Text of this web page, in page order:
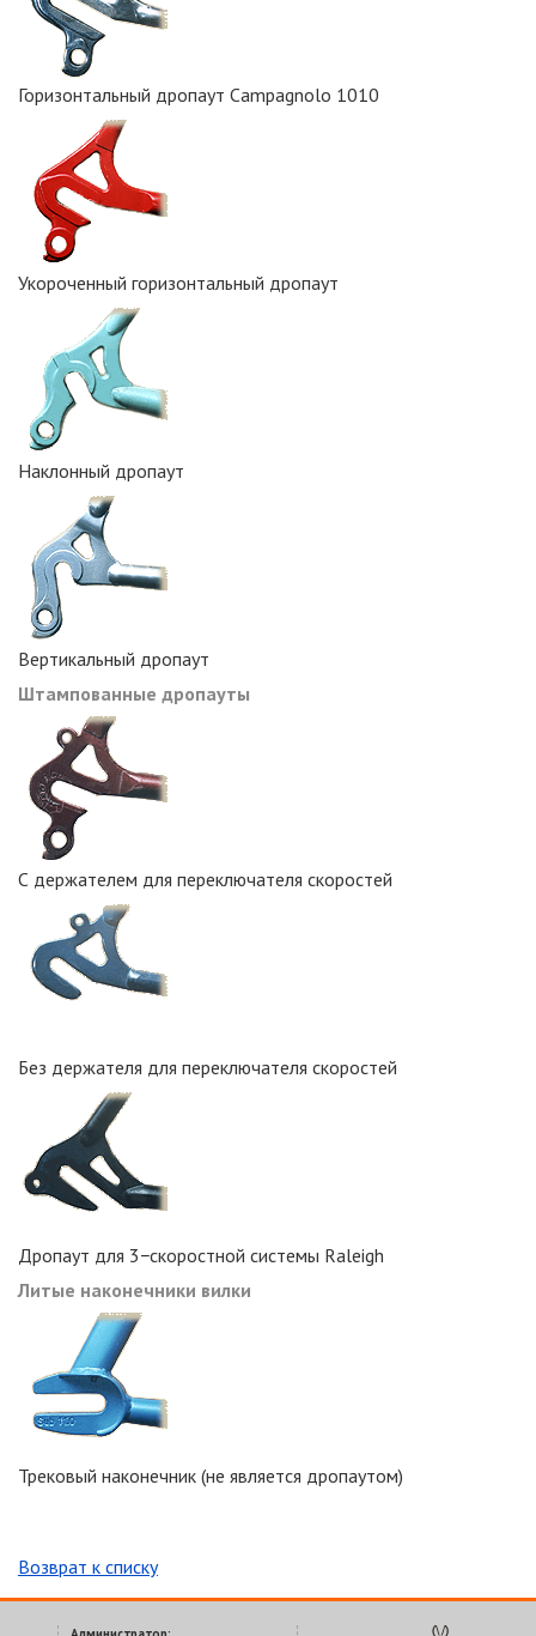
Горизонтальный дропаут Campagnolo 1010
Укороченный горизонтальный дропаут
Наклонный дропаут
Вертикальный дропаут
Штампованные дропауты
С держателем для переключателя скоростей
Без держателя для переключателя скоростей
Дропаут для 3−скоростной системы Raleigh
Литые наконечники вилки
Трековый наконечник (не является дропаутом)
Возврат к списку